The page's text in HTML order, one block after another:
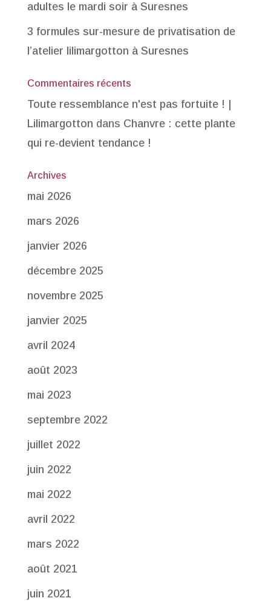
adultes le mardi soir à Suresnes
3 formules sur-mesure de privatisation de
l’atelier lilimargotton à Suresnes
Commentaires récents
Toute ressemblance n'est pas fortuite ! |
Lilimargotton dans Chanvre : cette plante
qui re-devient tendance !
Archives
mai 2026
mars 2026
janvier 2026
décembre 2025
novembre 2025
janvier 2025
avril 2024
août 2023
mai 2023
septembre 2022
juillet 2022
juin 2022
mai 2022
avril 2022
mars 2022
août 2021
juin 2021